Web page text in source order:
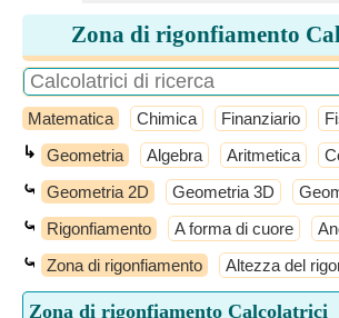
Zona di rigonfiamento
Matematica Chimica Finanziario
↳ Geometria Algebra Aritmetica
⤿ Geometria 2D Geometria 3D
⤿ Rigonfiamento A forma di cuore
⤿ Zona di rigonfiamento Altezza del
Zona di rigonfiamento Calcolatrici